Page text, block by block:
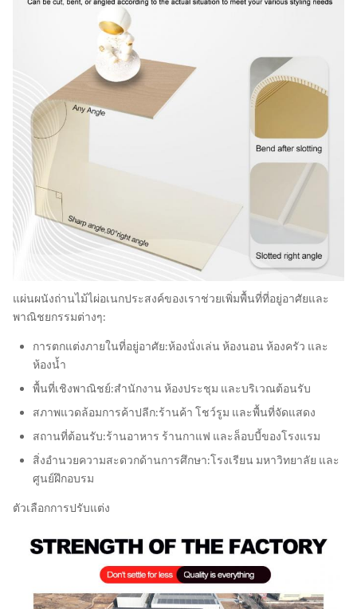
แผ่นผนังถ่านไม้ไผ่อเนกประสงค์ของเราช่วยเพิ่มพื้นที่ที่อยู่อาศัยและ
พาณิชยกรรมต่างๆ:
การตกแต่งภายในที่อยู่อาศัย:ห้องนั่งเล่น ห้องนอน ห้องครัว และ
ห้องน้ำ
พื้นที่เชิงพาณิชย์:สำนักงาน ห้องประชุม และบริเวณต้อนรับ
สภาพแวดล้อมการค้าปลีก:ร้านค้า โชว์รูม และพื้นที่จัดแสดง
สถานที่ต้อนรับ:ร้านอาหาร ร้านกาแฟ และล็อบบี้ของโรงแรม
สิ่งอำนวยความสะดวกด้านการศึกษา:โรงเรียน มหาวิทยาลัย และ
ศูนย์ฝึกอบรม
ตัวเลือกการปรับแต่ง